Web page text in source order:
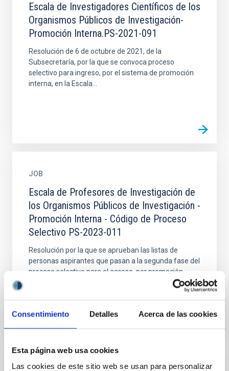
Consentimiento Detalles Acerca de las cookies
Esta página web usa cookies
Las cookies de este sitio web se usan para personalizar
Escala de Investigadores Científicos de los
Organismos Públicos de Investigación-
Promoción Interna.PS-2021-091
Resolución de 6 de octubre de 2021, de la
Subsecretaría, por la que se convoca proceso
selectivo para ingreso, por el sistema de promoción
interna, en la Escala...
JOB
Escala de Profesores de Investigación de
los Organismos Públicos de Investigación -
Promoción Interna - Código de Proceso
Selectivo PS-2023-011
Resolución por la que se aprueban las listas de
personas aspirantes que pasan a la segunda fase del
proceso selectivo para el acceso, por promoción